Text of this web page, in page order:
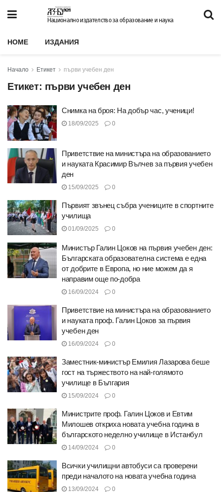
Национално издателство за образование и наука
HOME ИЗДАНИЯ
Начало Етикет първи учебен ден
Етикет: първи учебен ден
Снимка на броя: На добър час, ученици!
18/09/2025 0
Приветствие на министъра на образованието
и науката Красимир Вълчев за първия учебен
ден
15/09/2025 0
Първият звънец събра учениците в спортните
училища
01/09/2025 0
Министър Галин Цоков на първия учебен ден:
Българската образователна система е една
от добрите в Европа, но ние можем да я
направим още по-добра
16/09/2024 0
Приветствие на министъра на образованието
и науката проф. Галин Цоков за първия
учебен ден
16/09/2024 0
Заместник-министър Емилия Лазарова беше
гост на тържеството на най-голямото
училище в България
15/09/2024 0
Министрите проф. Галин Цоков и Евтим
Милошев откриха новата учебна година в
българското неделно училище в Истанбул
14/09/2024 0
Всички училищни автобуси са проверени
преди началото на новата учебна година
13/09/2024 0